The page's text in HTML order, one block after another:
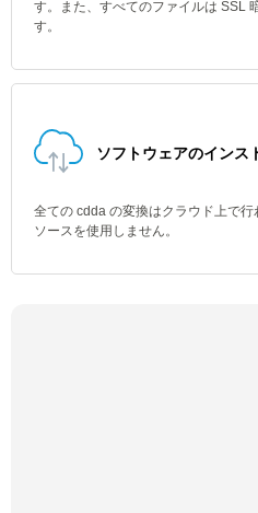
す。また、すべてのファイルは SSL
す。
ソフトウェアのインス
全ての cdda の変換はクラウド上で
ソースを使用しません。